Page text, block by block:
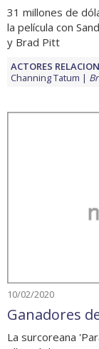
31 millones de
la película con
y Brad Pitt
ACTORES
Channing Tatum
10/02/2020
Ganadores
La surcoreana